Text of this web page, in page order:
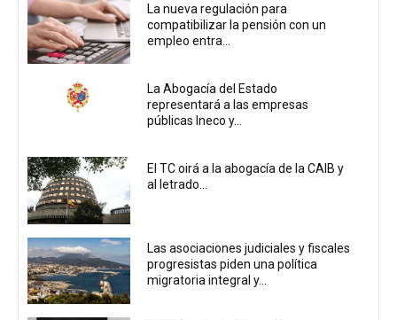
La nueva regulación para
compatibilizar la pensión con un
empleo entra...
La Abogacía del Estado
representará a las empresas
públicas Ineco y...
El TC oirá a la abogacía de la CAIB y
al letrado...
Las asociaciones judiciales y fiscales
progresistas piden una política
migratoria integral y...